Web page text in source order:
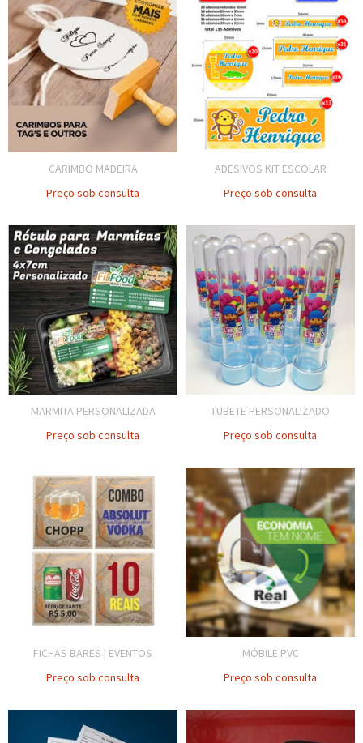
CARIMBO MADEIRA
Preço sob consulta
ADESIVOS KIT ESCOLAR
Preço sob consulta
MARMITA PERSONALIZADA
Preço sob consulta
TUBETE PERSONALIZADO
Preço sob consulta
FICHAS BARES | EVENTOS
Preço sob consulta
MÓBILE PVC
Preço sob consulta